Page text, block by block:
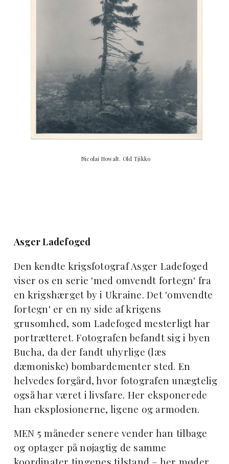
Nicolai Howalt. Old Tjikko
Asger Ladefoged
Den kendte krigsfotograf Asger Ladefoged
viser os en serie 'med omvendt fortegn' fra
en krigshærget by i Ukraine. Det 'omvendte
fortegn' er en ny side af krigens
grusomhed, som Ladefoged mesterligt har
portrætteret. Fotografen befandt sig i byen
Bucha, da der fandt uhyrlige (læs
dæmoniske) bombardementer sted. En
helvedes forgård, hvor fotografen unægtelig
også har været i livsfare. Her eksponerede
han eksplosionerne, ligene og armoden.
MEN 5 måneder senere vender han tilbage
og optager på nøjagtig de samme